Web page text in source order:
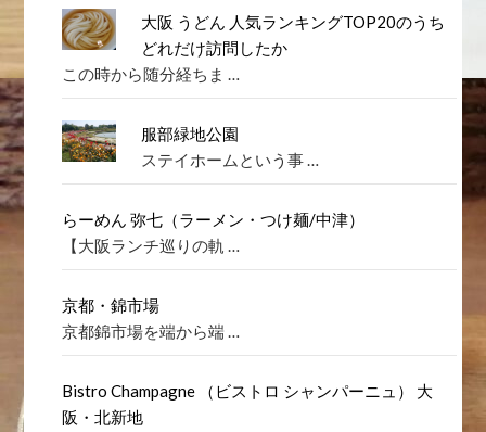
大阪 うどん 人気ランキングTOP20のうち
どれだけ訪問したか
この時から随分経ちま …
服部緑地公園
ステイホームという事 …
らーめん 弥七（ラーメン・つけ麺/中津）
【大阪ランチ巡りの軌 …
京都・錦市場
京都錦市場を端から端 …
Bistro Champagne （ビストロ シャンパーニュ） 大
阪・北新地